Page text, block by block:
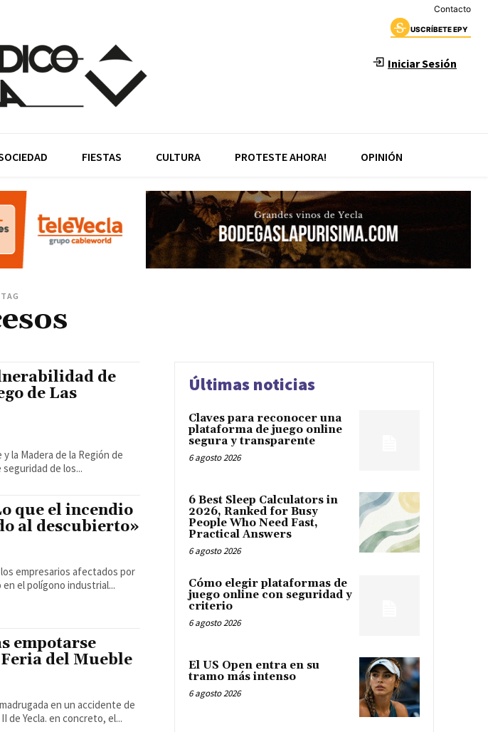
Contacto
USCRÍBETE EPY
Iniciar Sesión
FIESTAS CULTURA PROTESTE AHORA! OPINIÓN
TAG
de
de Las
la Madera de la Región de
de los...
que el incendio
al descubierto»
empresarios afectados por
el polígono industrial...
empotarse
del Mueble
en un accidente de
de Yecla. en concreto, el...
Últimas noticias
Claves para reconocer una
plataforma de juego online
segura y transparente
6 agosto 2026
6 Best Sleep Calculators in
2026, Ranked for Busy
People Who Need Fast,
Practical Answers
6 agosto 2026
Cómo elegir plataformas de
juego online con seguridad y
criterio
6 agosto 2026
El US Open entra en su
tramo más intenso
6 agosto 2026